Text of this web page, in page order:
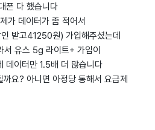
폰 다 했습니다
가 데이터가 좀 적어서
받고41250원) 가입해주셨는데
유스 5g 라이트+ 가입이
데이터만 1.5배 더 많습니다
요? 아니면 아정당 통해서 요금제